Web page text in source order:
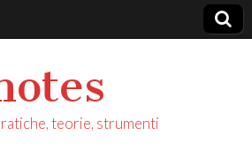
teorie, strumenti